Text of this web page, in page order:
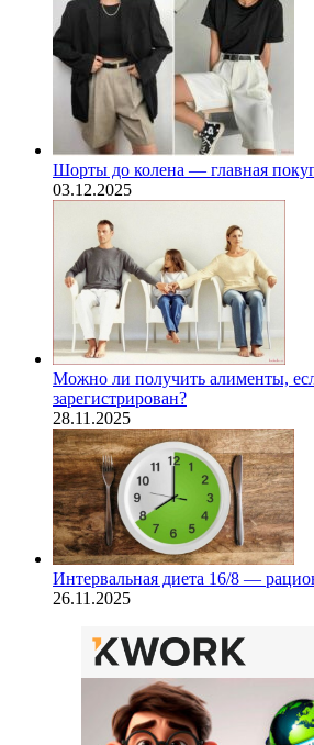
Шорты до колена — главная
03.12.2025
Можно ли получить алименты,
зарегистрирован?
28.11.2025
Интервальная диета 16/8 —
26.11.2025